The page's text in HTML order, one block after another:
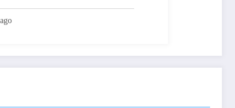
réclame l’installation
Mbiliki ||| et dénonce